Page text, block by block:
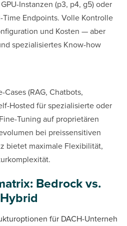
Instanzen (p3, p4, g5) oder
Time Endpoints. Volle Kontrolle
und Kosten — aber
spezialisiertes Know-how
Cases (RAG, Chatbots,
Hosted für spezialisierte oder
Tuning auf proprietären
bei preissensitiven
bietet maximale Flexibilität,
Bedrock vs.
für DACH-